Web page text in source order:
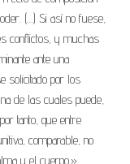
(…) Si así no fuese,
conflictos, y muchas
ante una
solicitado por los
de las cuales puede,
tanto, que entre
comparable, no
y el cuerpo.»